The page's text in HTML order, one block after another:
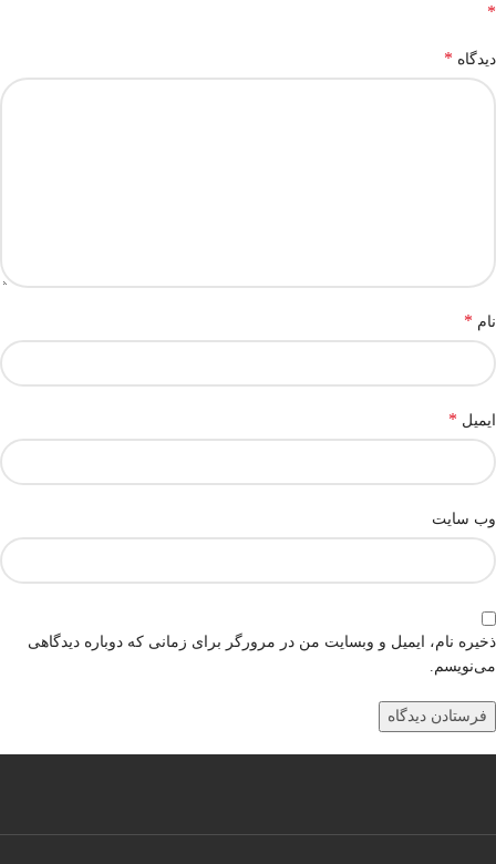
*
دیدگاه *
نام *
ایمیل *
وب‌ سایت
ذخیره نام، ایمیل و وبسایت من در مرورگر برای زمانی که دوباره دیدگاهی
می‌نویسم.